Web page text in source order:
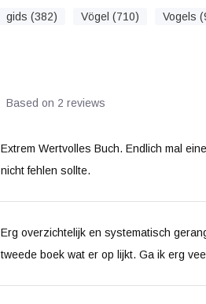
gids (382) Vögel (710) Vogels
Based on 2 reviews
Extrem Wertvolles Buch. Endlich mal
nicht fehlen sollte.
Erg overzichtelijk en systematisch
tweede boek wat er op lijkt. Ga ik erg